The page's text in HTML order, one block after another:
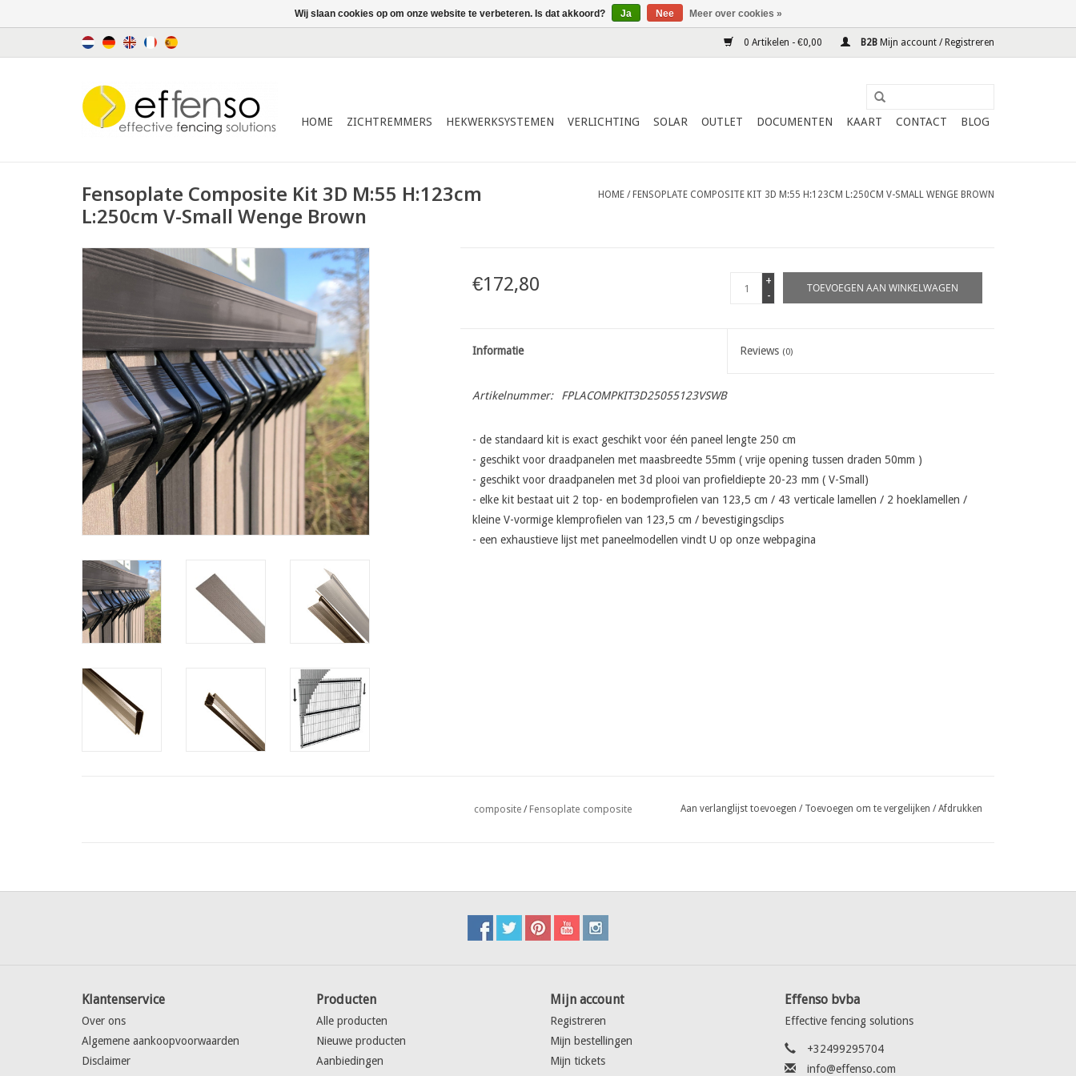
0 Artikelen - €0,00 B2B Mijn account / Registreren
HOME ZICHTREMMERS HEKWERKSYSTEMEN VERLICHTING SOLAR OUTLET DOCUMENTEN KAART CONTACT BLOG
Fensoplate Composite Kit 3D M:55 H:123cm
L:250cm V-Small Wenge Brown
HOME / FENSOPLATE COMPOSITE KIT 3D M:55 H:123CM L:250CM V-SMALL WENGE BROWN
€172,80
+
-
TOEVOEGEN AAN WINKELWAGEN
Informatie Reviews (0)
Artikelnummer: FPLACOMPKIT3D25055123VSWB
- de standaard kit is exact geschikt voor één paneel lengte 250 cm
- geschikt voor draadpanelen met maasbreedte 55mm ( vrije opening tussen draden 50mm )
- geschikt voor draadpanelen met 3d plooi van profieldiepte 20-23 mm ( V-Small)
- elke kit bestaat uit 2 top- en bodemprofielen van 123,5 cm / 43 verticale lamellen / 2 hoeklamellen /
kleine V-vormige klemprofielen van 123,5 cm / bevestigingsclips
- een exhaustieve lijst met paneelmodellen vindt U op onze webpagina
composite / Fensoplate composite Aan verlanglijst toevoegen / Toevoegen om te vergelijken /Afdrukken
Klantenservice
Over ons
Algemene aankoopvoorwaarden
Disclaimer
Producten
Alle producten
Nieuwe producten
Aanbiedingen
Mijn account
Registreren
Mijn bestellingen
Mijn tickets
Effenso bvba
Effective fencing solutions
+32499295704
info@effenso.com
Wij slaan cookies op om onze website te verbeteren. Is dat akkoord? Ja Nee Meer over cookies »